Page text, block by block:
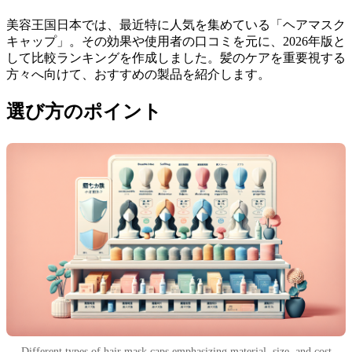
美容王国日本では、最近特に人気を集めている「ヘアマスク
キャップ」。その効果や使用者の口コミを元に、2026年版と
して比較ランキングを作成しました。髪のケアを重要視する
方々へ向けて、おすすめの製品を紹介します。
選び方のポイント